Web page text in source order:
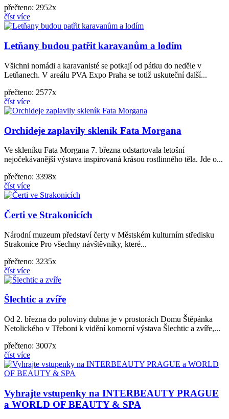
přečteno: 2952x
číst více
Letňany budou patřit karavanům a lodím
Všichni nomádi a karavanisté se potkají od pátku do neděle v
Letňanech. V areálu PVA Expo Praha se totiž uskuteční další...
přečteno: 2577x
číst více
Orchideje zaplavily skleník Fata Morgana
Ve skleníku Fata Morgana 7. března odstartovala letošní
nejočekávanější výstava inspirovaná krásou rostlinného těla. Jde o...
přečteno: 3398x
číst více
Čerti ve Strakonicích
Národní muzeum představí čerty v Městském kulturním středisku
Strakonice Pro všechny návštěvníky, které...
přečteno: 3235x
číst více
Šlechtic a zvíře
Od 2. března do poloviny dubna je v prostorách Domu Štěpánka
Netolického v Třeboni k vidění komorní výstava Šlechtic a zvíře,...
přečteno: 3007x
číst více
Vyhrajte vstupenky na INTERBEAUTY PRAGUE
a WORLD OF BEAUTY & SPA